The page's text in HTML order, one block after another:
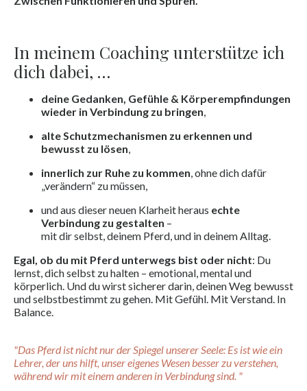
In meinem Coaching unterstütze ich
dich dabei, …
deine Gedanken, Gefühle & Körperempfindungen
wieder in Verbindung zu bringen,
alte Schutzmechanismen zu erkennen und
bewusst zu lösen,
innerlich zur Ruhe zu kommen, ohne dich dafür
„verändern“ zu müssen,
und aus dieser neuen Klarheit heraus echte
Verbindung zu gestalten –
mit dir selbst, deinem Pferd, und in deinem Alltag.
Egal, ob du mit Pferd unterwegs bist oder nicht: Du
lernst, dich selbst zu halten – emotional, mental und
körperlich. Und du wirst sicherer darin, deinen Weg bewusst
und selbstbestimmt zu gehen. Mit Gefühl. Mit Verstand. In
Balance.
"Das Pferd ist nicht nur der Spiegel unserer Seele: Es ist wie ein
Lehrer, der uns hilft, unser eigenes Wesen besser zu verstehen,
während wir mit einem anderen in Verbindung sind. "